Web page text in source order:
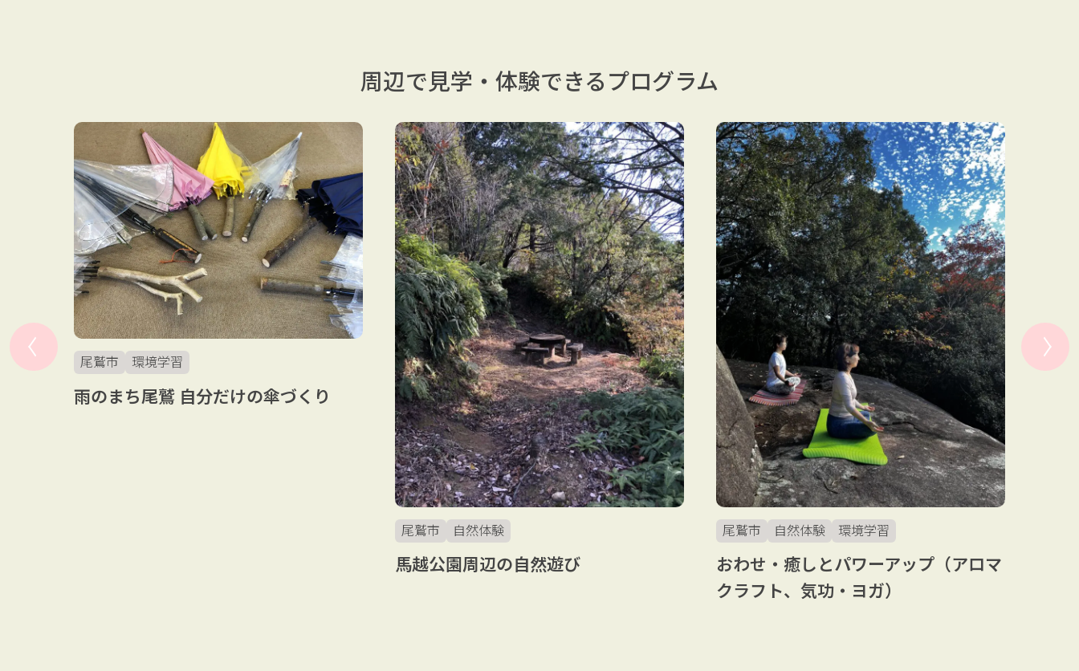
周辺で見学・体験できるプログラム
尾鷲市 環境学習
雨のまち尾鷲 自分だけの傘づくり
尾鷲市 自然体験
馬越公園周辺の自然遊び
尾鷲市 自然体験 環境学習
おわせ・癒しとパワーアップ（アロマ
クラフト、気功・ヨガ）
尾鷲
三重